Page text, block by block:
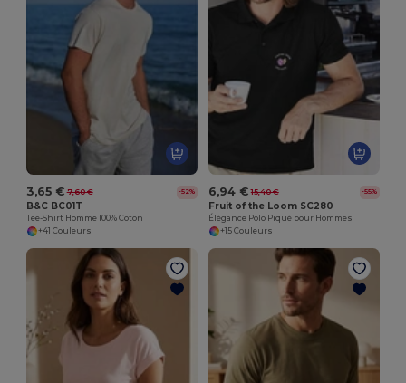
3,65 € 7,60 € -52%
B&C BC01T
Tee-Shirt Homme 100% Coton
+41 Couleurs
6,94 € 15,40 € -55%
Fruit of the Loom SC280
Élégance Polo Piqué pour Hommes
+15 Couleurs